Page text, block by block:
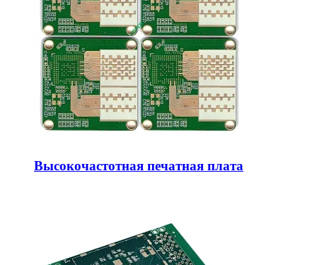
Высокочастотная печатная плата